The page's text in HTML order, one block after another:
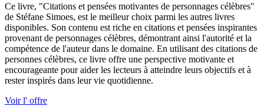
Ce livre, "Citations et pensées motivantes de personnages célèbres"
de Stéfane Simoes, est le meilleur choix parmi les autres livres
disponibles. Son contenu est riche en citations et pensées inspirantes
provenant de personnages célèbres, démontrant ainsi l'autorité et la
compétence de l'auteur dans le domaine. En utilisant des citations de
personnes célèbres, ce livre offre une perspective motivante et
encourageante pour aider les lecteurs à atteindre leurs objectifs et à
rester inspirés dans leur vie quotidienne.
Voir l' offre